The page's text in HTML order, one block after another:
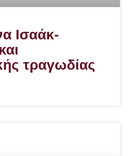
Ισαάκ-
τραγωδίας